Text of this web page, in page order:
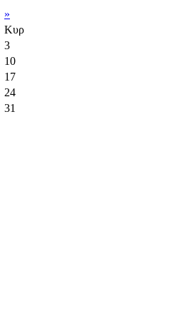
»
Κυρ
3
10
17
24
31